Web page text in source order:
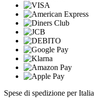
Spese di spedizione per Italia